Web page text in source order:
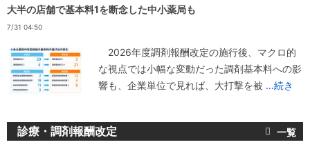
大半の店舗で基本料1を断念した中小薬局も
7/31 04:50
2026年度調剤報酬改定の施行後、マクロ的
な視点では小幅な変動だった調剤基本料への影
響も、企業単位で見れば、大打撃を被 ...続き
診療・調剤報酬改定